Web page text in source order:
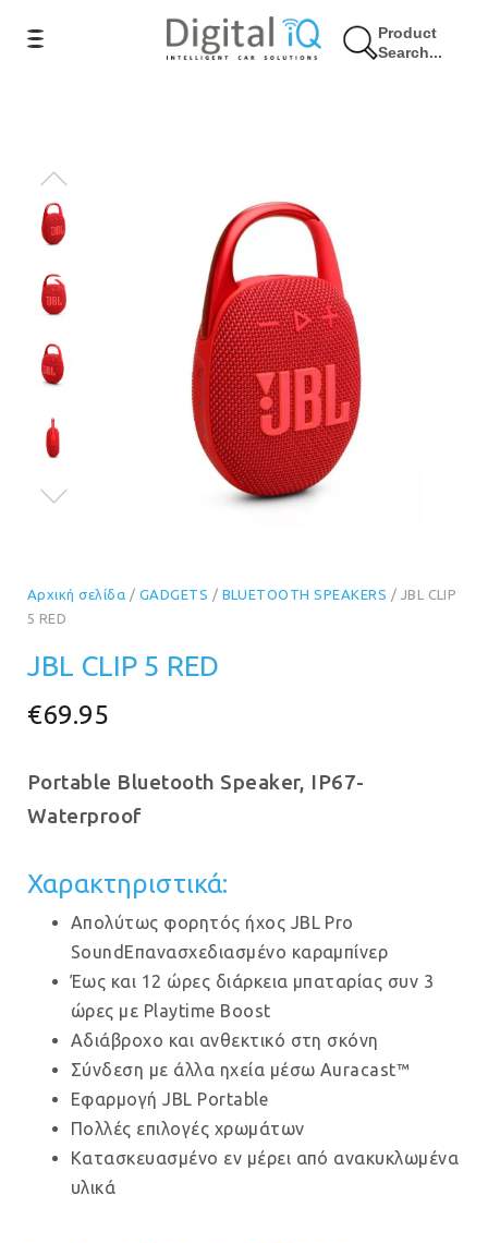
Product
Search...
Αρχική σελίδα / GADGETS / BLUETOOTH SPEAKERS / JBL CLIP
5 RED
JBL CLIP 5 RED
€69.95
Portable Bluetooth Speaker, IP67-
Waterproof
Χαρακτηριστικά:
Απολύτως φορητός ήχος JBL Pro
SoundΕπανασχεδιασμένο καραμπίνερ
Έως και 12 ώρες διάρκεια μπαταρίας συν 3
ώρες με Playtime Boost
Αδιάβροχο και ανθεκτικό στη σκόνη
Σύνδεση με άλλα ηχεία μέσω Auracast™
Εφαρμογή JBL Portable
Πολλές επιλογές χρωμάτων
Κατασκευασμένο εν μέρει από ανακυκλωμένα
υλικά